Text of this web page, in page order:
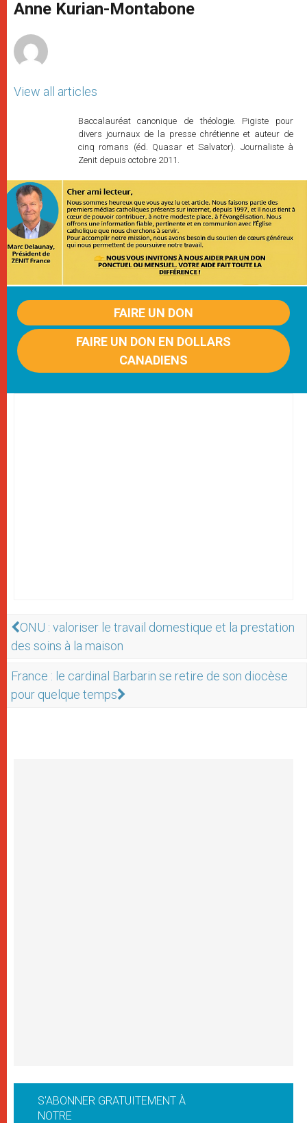
p
p
g
e
o
k
r
Anne Kurian-Montabone
View all articles
Baccalauréat canonique de théologie. Pigiste pour
divers journaux de la presse chrétienne et auteur de
cinq romans (éd. Quasar et Salvator). Journaliste à
Zenit depuis octobre 2011.
FAIRE UN DON
FAIRE UN DON EN DOLLARS
CANADIENS
ONU : valoriser le travail domestique et la prestation
des soins à la maison
France : le cardinal Barbarin se retire de son diocèse
pour quelque temps
S'ABONNER GRATUITEMENT À
NOTRE